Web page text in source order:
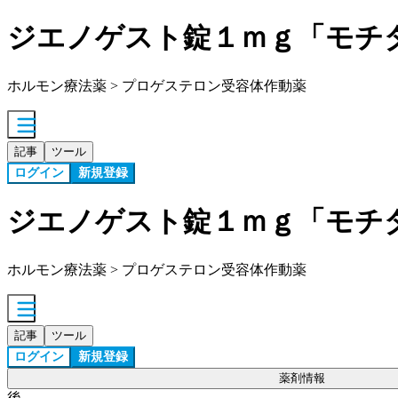
ジエノゲスト錠１ｍｇ「モチ
ホルモン療法薬 > プロゲステロン受容体作動薬
記事 ツール
ログイン 新規登録
ジエノゲスト錠１ｍｇ「モチ
ホルモン療法薬 > プロゲステロン受容体作動薬
記事 ツール
ログイン 新規登録
薬剤情報